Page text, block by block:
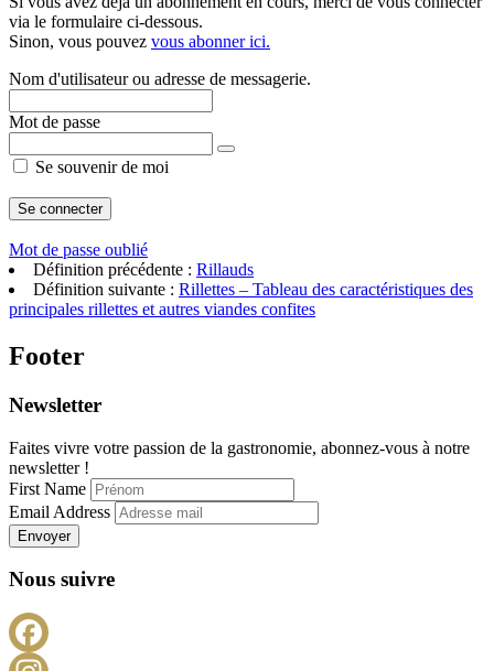
via le formulaire ci-dessous.
Sinon, vous pouvez vous abonner ici.
Nom d'utilisateur ou adresse de messagerie.
Mot de passe
Se souvenir de moi
Mot de passe oublié
Définition précédente : Rillauds
Définition suivante : Rillettes – Tableau des caractéristiques des
principales rillettes et autres viandes confites
Footer
Newsletter
Faites vivre votre passion de la gastronomie, abonnez-vous à notre
newsletter !
First Name
Email Address
Envoyer
Nous suivre